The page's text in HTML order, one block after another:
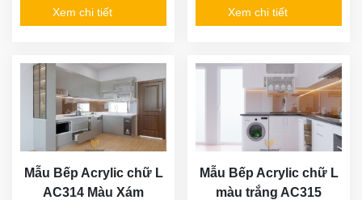
Xem chi tiết
Xem chi tiết
Mẫu Bếp Acrylic chữ L
AC314 Màu Xám
Mẫu Bếp Acrylic chữ L
màu trắng AC315